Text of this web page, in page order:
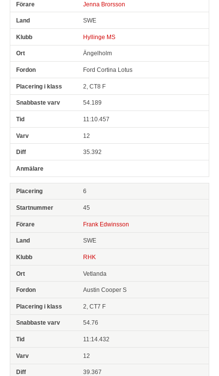
Jenna Brorsson
SWE
Hyllinge MS
Ängelholm
Ford Cortina Lotus
2, CT8 F
54.189
11:10.457
12
35.392
6
45
Frank Edwinsson
SWE
RHK
Vetlanda
Austin Cooper S
2, CT7 F
54.76
11:14.432
12
39.367